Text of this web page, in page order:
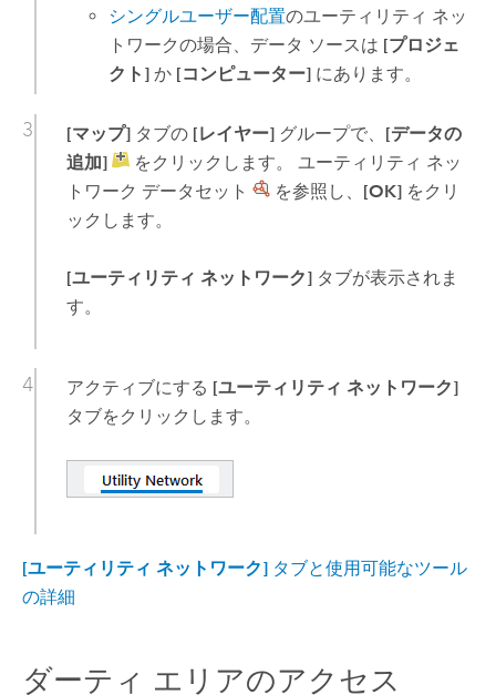
シングルユーザー配置のユーティリティ ネッ
トワークの場合、データ ソースは [プロジェ
クト] か [コンピューター] にあります。
[マップ]タブの [レイヤー]グループで、 [データの
追加]
をクリックします。 ユーティリティ ネッ
トワーク データセット
を参照し、 [OK]をクリ
ックします。
[ユーティリティ ネットワーク]タブが表示されま
す。
アクティブにする [ユーティリティ ネットワーク]
タブをクリックします。
[ユーティリティ ネットワーク]タブと使用可能なツール
の詳細
ダーティ エリアのアクセス